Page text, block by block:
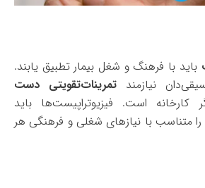
باید با فرهنگ و شغل بیمار تطبیق یابند.
نیازمند تمرینات‌تقویتی دست
کارخانه است. فیزیوتراپیست‌ها باید
را متناسب با نیازهای شغلی و فرهنگی هر